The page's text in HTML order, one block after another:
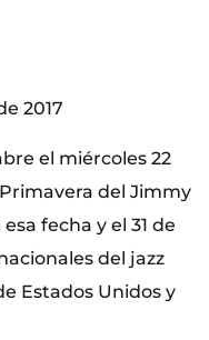
2017
el miércoles 22
del Jimmy
fecha y el 31 de
del jazz
Estados Unidos y